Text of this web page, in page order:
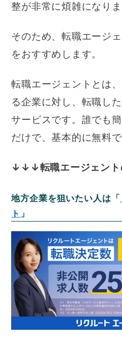
整が非常に煩雑になりま
そのため、転職エージ
をおすすめします。
転職エージェントとは
る企業に対し、転職し
サービスです。誰でも
だけで、基本的に無料で
↓↓↓転職エージェン
地方企業を狙いたい人は「
ト 」